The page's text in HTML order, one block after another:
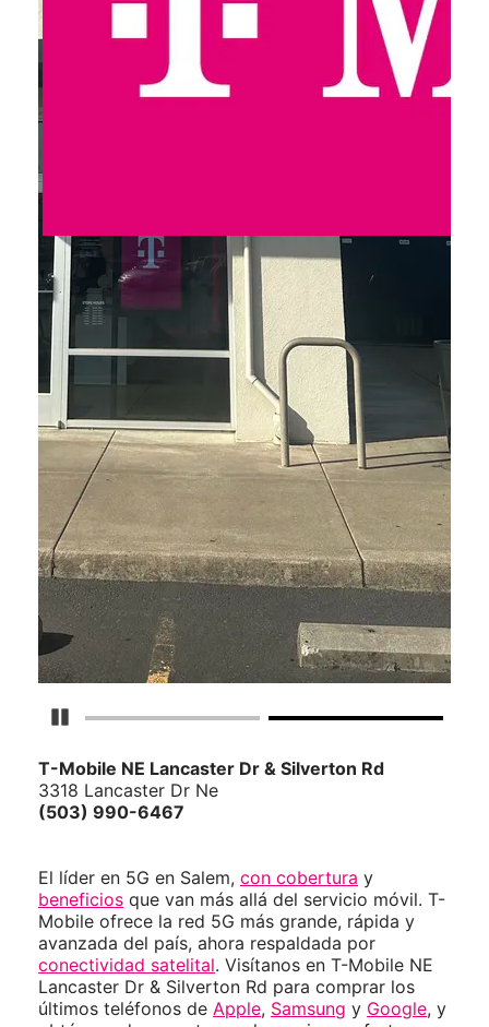
Detener carrusel
T-Mobile NE Lancaster Dr & Silverton Rd
3318 Lancaster Dr Ne
(503) 990-6467
El líder en 5G en Salem, con cobertura y
beneficios que van más allá del servicio móvil. T-
Mobile ofrece la red 5G más grande, rápida y
avanzada del país, ahora respaldada por
conectividad satelital. Visítanos en T-Mobile NE
Lancaster Dr & Silverton Rd para comprar los
últimos teléfonos de Apple, Samsung y Google, y